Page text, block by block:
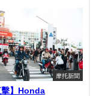
摩托新聞
擊】Honda